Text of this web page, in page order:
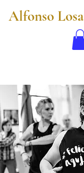
Alfonso Losa